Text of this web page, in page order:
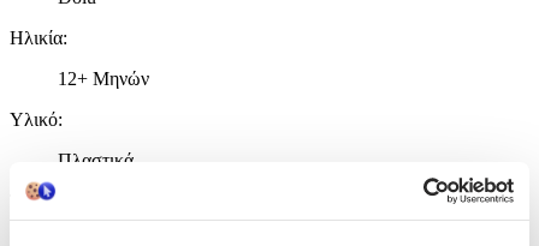
Ηλικία:
12+ Μηνών
Υλικό:
Πλαστικά
Τεμάχια